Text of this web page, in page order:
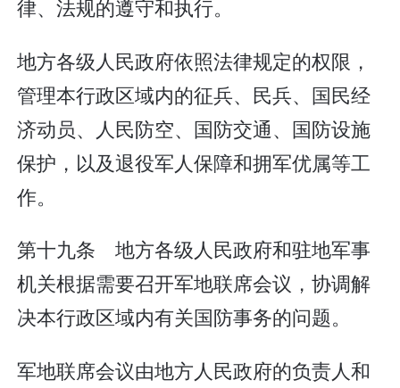
律、法规的遵守和执行。
地方各级人民政府依照法律规定的权限，
管理本行政区域内的征兵、民兵、国民经
济动员、人民防空、国防交通、国防设施
保护，以及退役军人保障和拥军优属等工
作。
第十九条 地方各级人民政府和驻地军事
机关根据需要召开军地联席会议，协调解
决本行政区域内有关国防事务的问题。
军地联席会议由地方人民政府的负责人和